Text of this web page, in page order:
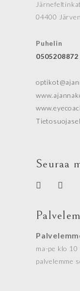
04400
Puhelin
0505208872
Seuraa
ma-pe klo
palvelemme